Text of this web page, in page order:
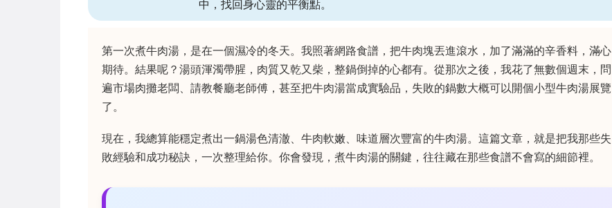
中，找回身心靈的平衡點。
第一次煮牛肉湯，是在一個濕冷的冬天。我照著網路食譜，把牛肉塊丟進滾水，加了滿滿的辛香料，滿心
期待。結果呢？湯頭渾濁帶腥，肉質又乾又柴，整鍋倒掉的心都有。從那次之後，我花了無數個週末，問
遍市場肉攤老闆、請教餐廳老師傅，甚至把牛肉湯當成實驗品，失敗的鍋數大概可以開個小型牛肉湯展覽
了。
現在，我總算能穩定煮出一鍋湯色清澈、牛肉軟嫩、味道層次豐富的牛肉湯。這篇文章，就是把我那些失
敗經驗和成功秘訣，一次整理給你。你會發現，煮牛肉湯的關鍵，往往藏在那些食譜不會寫的細節裡。